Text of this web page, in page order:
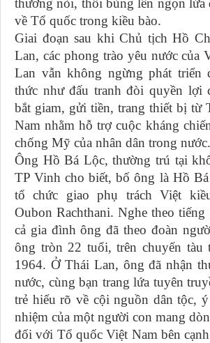
thương nòi, thổi bùng lên ngọn lửa
về Tổ quốc trong kiều bào.
Giai đoạn sau khi Chủ tịch Hồ
Lan, các phong trào yêu nước của
Lan vẫn không ngừng phát triển
thức như đấu tranh đòi quyền lợi
bắt giam, gửi tiền, trang thiết bị từ
Nam nhằm hỗ trợ cuộc kháng
chống Mỹ của nhân dân trong nước.
Ông Hồ Bá Lộc, thường trú tại
TP Vinh cho biết, bố ông là Hồ
tổ chức giao phụ trách Việt
Oubon Rachthani. Nghe theo
cả gia đình ông đã theo đoàn
ông tròn 22 tuổi, trên chuyến tàu
1964. Ở Thái Lan, ông đã nhận
nước, cùng bạn trang lứa tuyên
trẻ hiểu rõ về cội nguồn dân tộc,
nhiệm của một người con mang
đối với Tổ quốc Việt Nam bên